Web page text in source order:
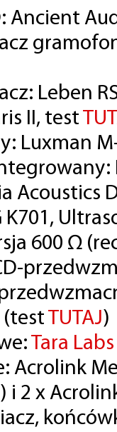
Ancient
Leben
II, test
Luxman
Acoustics
K701,
600 Ω
(test
TUTAJ)
Tara
Acrolink
) i 2 x